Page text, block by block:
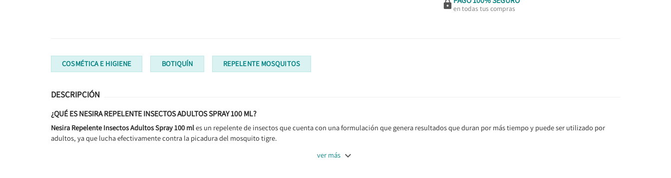
en todas tus compras
COSMÉTICA E HIGIENE BOTIQUÍN REPELENTE MOSQUITOS
DESCRIPCIÓN
¿QUÉ ES NESIRA REPELENTE INSECTOS ADULTOS SPRAY 100 ML?
Nesira Repelente Insectos Adultos Spray 100 mles un repelente de insectos que cuenta con una formulación que genera resultados que duran por más tiempo y puede ser utilizado por
adultos, ya que lucha efectivamente contra la picadura del mosquito tigre.
ver más 